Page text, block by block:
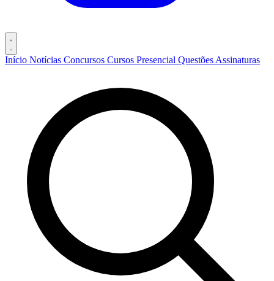
Início Notícias Concursos Cursos Presencial Questões Assinaturas